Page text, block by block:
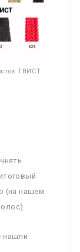
ТВИСТ
(на нашем
нашли